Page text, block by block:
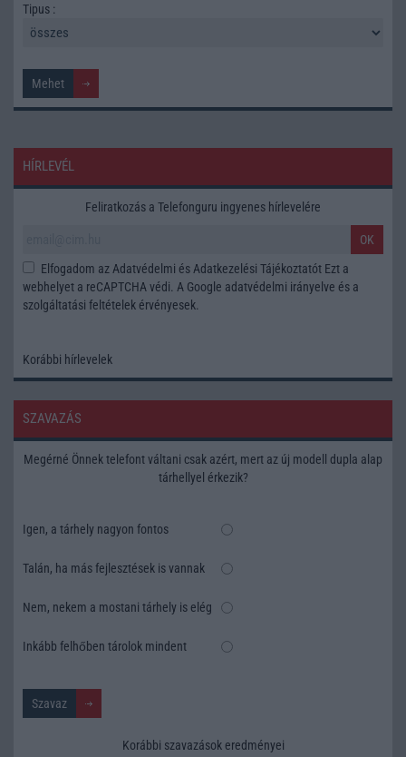
Tipus :
HÍRLEVÉL
Feliratkozás a Telefonguru ingyenes hírlevelére
OK
Elfogadom az Adatvédelmi és Adatkezelési Tájékoztatót Ezt a
webhelyet a reCAPTCHA védi. A Google adatvédelmi irányelve és a
szolgáltatási feltételek érvényesek.
Korábbi hírlevelek
SZAVAZÁS
Megérné Önnek telefont váltani csak azért, mert az új modell dupla alap
tárhellyel érkezik?
Igen, a tárhely nagyon fontos
Talán, ha más fejlesztések is vannak
Nem, nekem a mostani tárhely is elég
Inkább felhőben tárolok mindent
Korábbi szavazások eredményei